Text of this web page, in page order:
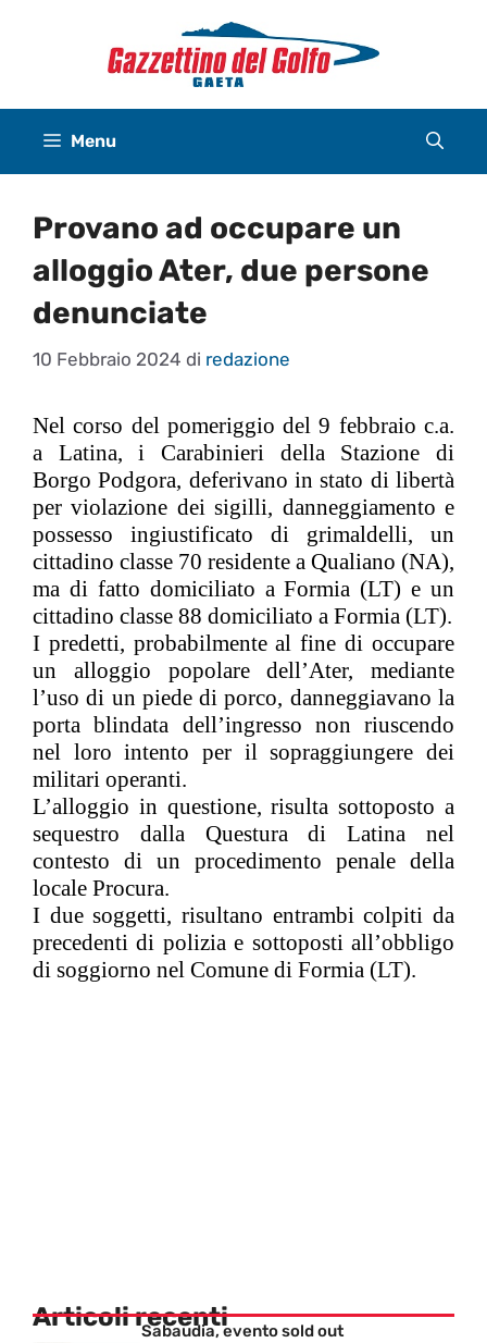
Menu
Provano ad occupare un
alloggio Ater, due persone
denunciate
10 Febbraio 2024 di redazione
Nel corso del pomeriggio del 9 febbraio c.a.
a
Latina, i Carabinieri della
Stazione di
Borgo Podgora, deferivano in stato di libertà
per violazione dei sigilli, danneggiamento e
possesso ingiustificato di grimaldelli, un
cittadino classe 70 residente a Qualiano (NA),
ma di fatto domiciliato a Formia (LT) e un
cittadino classe 88 domiciliato a Formia (LT).
I predetti, probabilmente al fine di occupare
un alloggio popolare dell’Ater, mediante
l’uso di un piede di porco, danneggiavano la
porta blindata dell’ingresso non riuscendo
nel loro intento per il sopraggiungere dei
militari operanti.
L’alloggio in questione, risulta sottoposto a
sequestro
dalla Questura di Latina nel
contesto di un procedimento penale della
locale Procura.
I due soggetti, risultano entrambi colpiti da
precedenti di polizia e sottoposti all’obbligo
di soggiorno nel Comune di Formia (LT).
Articoli recentiSabaudia, evento sold out